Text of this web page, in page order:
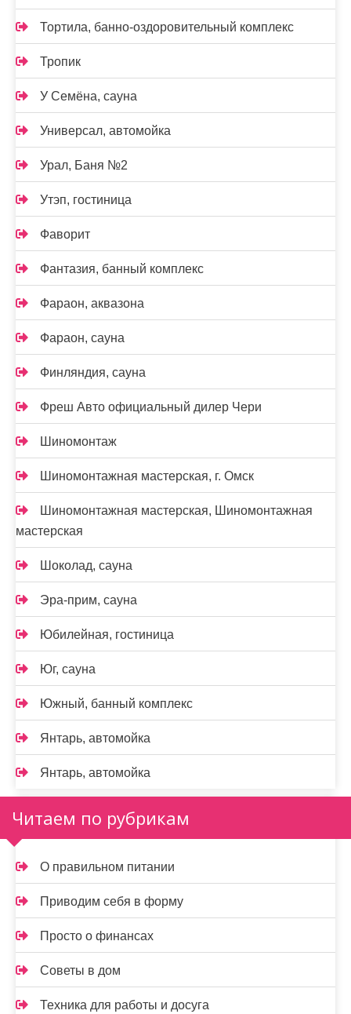
Тортила, банно-оздоровительный комплекс
Тропик
У Семёна, сауна
Универсал, автомойка
Урал, Баня №2
Утэп, гостиница
Фаворит
Фантазия, банный комплекс
Фараон, аквазона
Фараон, сауна
Финляндия, сауна
Фреш Авто официальный дилер Чери
Шиномонтаж
Шиномонтажная мастерская, г. Омск
Шиномонтажная мастерская, Шиномонтажная
мастерская
Шоколад, сауна
Эра-прим, сауна
Юбилейная, гостиница
Юг, сауна
Южный, банный комплекс
Янтарь, автомойка
Янтарь, автомойка
Читаем по рубрикам
О правильном питании
Приводим себя в форму
Просто о финансах
Советы в дом
Техника для работы и досуга